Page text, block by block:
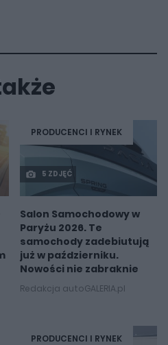
PRODUCENCI I RYNEK
5 ZDJĘĆ
Salon Samochodowy w
Paryżu 2026. Te
samochody zadebiutują
już w październiku.
Nowości nie zabraknie
Redakcja autoGALERIA.pl
PRODUCENCI I RYNEK